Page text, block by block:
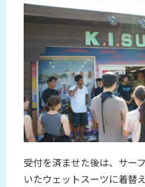
受付を済ませた後は、サー
いたウェットスーツに着替